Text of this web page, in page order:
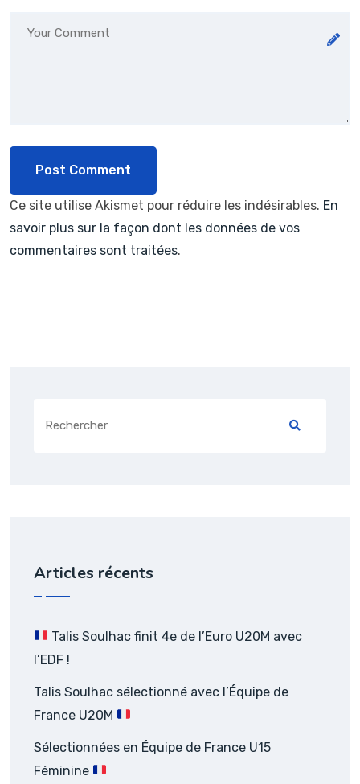
Ce site utilise Akismet pour réduire les indésirables. En
savoir plus sur la façon dont les données de vos
commentaires sont traitées.
for:
Articles récents
Talis Soulhac finit 4e de l’Euro U20M avec
l’EDF !
Talis Soulhac sélectionné avec l’Équipe de
France U20M
Sélectionnées en Équipe de France U15
Féminine